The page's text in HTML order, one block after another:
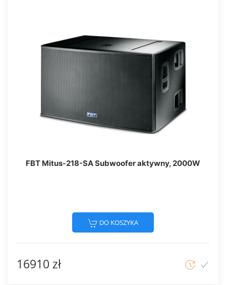
FBT Mitus-218-SA Subwoofer aktywny, 2000W
DO KOSZYKA
16910 zł